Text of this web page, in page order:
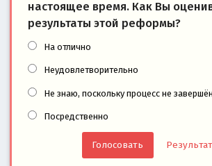
настоящее время. Как Вы
результаты этой реформы?
На отлично
Неудовлетворительно
Не знаю, поскольку процесс не завершён
Посредственно